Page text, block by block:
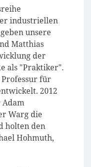
industriellen
unsere
Matthias
der
als "Praktiker".
für
2012
Warg die
holten den
Hohmuth,